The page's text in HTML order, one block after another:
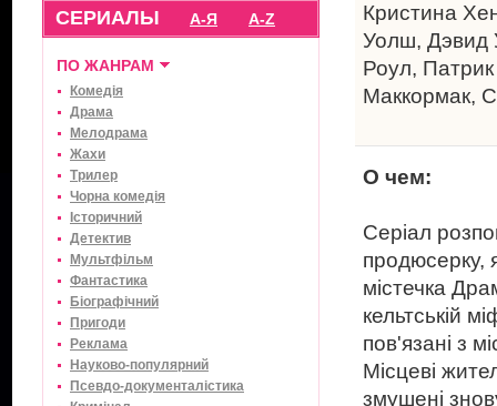
СЕРИАЛЫ A-Z
А-Я
ПО ЖАНРАМ
Комедія
Драма
Мелодрама
Жахи
Трилер
Чорна комедія
Історичний
Детектив
Мультфільм
Фантастика
Біографічний
Пригоди
Реклама
Науково-популярний
Псевдо-документалістика
Кристина
Уолш, Дэвид
Роул,
Маккормак,
О чем:
Серіал
продюсерку,
містечка
кельтській
пов'язані з
Місцеві
змушені